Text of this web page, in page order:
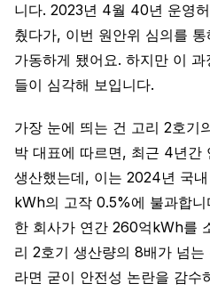
니다. 2023년 4월 40년 운영
췄다가, 이번 원안위 심의를
가동하게 됐어요. 하지만 이
들이 심각해 보입니다.
가장 눈에 띄는 건 고리 2호기
박 대표에 따르면, 최근 4년간
생산했는데, 이는 2024년 국
kWh의 고작 0.5%에 불과합
한 회사가 연간 260억kWh를
리 2호기 생산량의 8배가 넘
라면 굳이 안전성 논란을 감수